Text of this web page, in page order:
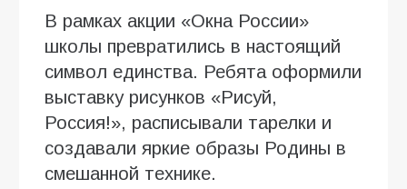
В рамках акции «Окна России»
школы превратились в настоящий
символ единства. Ребята оформили
выставку рисунков «Рисуй,
Россия!», расписывали тарелки и
создавали яркие образы Родины в
смешанной технике.